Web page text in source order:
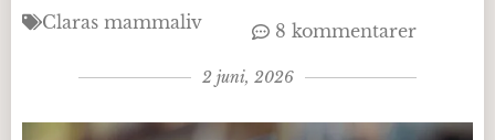
Claras mammaliv 8 kommentarer
2 juni, 2026